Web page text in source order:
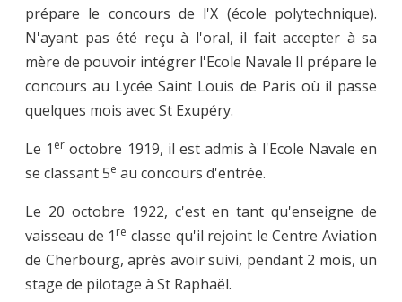
prépare le concours de l'X (école polytechnique).
N'ayant pas été reçu à l'oral, il fait accepter à sa
mère de pouvoir intégrer l'Ecole Navale Il prépare le
concours au Lycée Saint Louis de Paris où il passe
quelques mois avec St Exupéry.
Le 1 er octobre 1919, il est admis à l'Ecole Navale en
se classant 5e au concours d'entrée.
Le 20 octobre 1922, c'est en tant qu'enseigne de
vaisseau de 1 re classe qu'il rejoint le Centre Aviation
de Cherbourg, après avoir suivi, pendant 2 mois, un
stage de pilotage à St Raphaël.